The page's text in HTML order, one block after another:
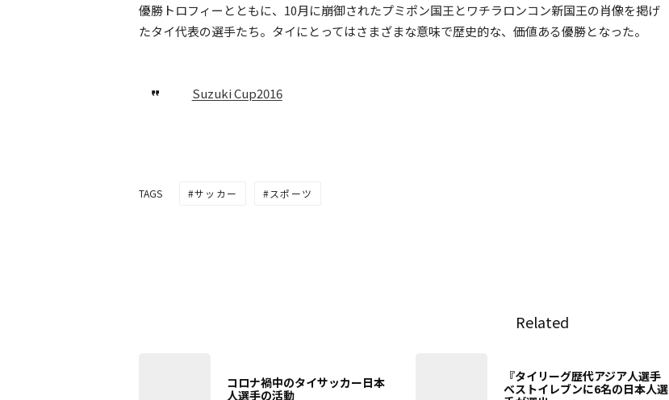
優勝トロフィーとともに、10月に崩御されたプミポン国王とワチラロンコン新国王の肖像を掲げ
たタイ代表の選手たち。タイにとってはさまざまな意味で歴史的な、価値ある優勝となった。
Suzuki Cup2016
TAGS サッカー スポーツ
Related
コロナ禍中のタイサッカー日本
人選手の活動
『タイリーグ歴代アジア人選手
ベストイレブンに6名の日本人選